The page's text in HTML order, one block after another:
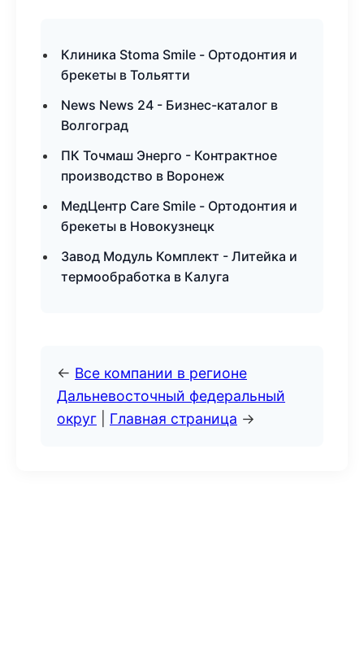
Клиника Stoma Smile - Ортодонтия и
брекеты в Тольятти
News News 24 - Бизнес-каталог в
Волгоград
ПК Точмаш Энерго - Контрактное
производство в Воронеж
МедЦентр Care Smile - Ортодонтия и
брекеты в Новокузнецк
Завод Модуль Комплект - Литейка и
термообработка в Калуга
← Все компании в регионе
Дальневосточный федеральный
округ
Главная страница →